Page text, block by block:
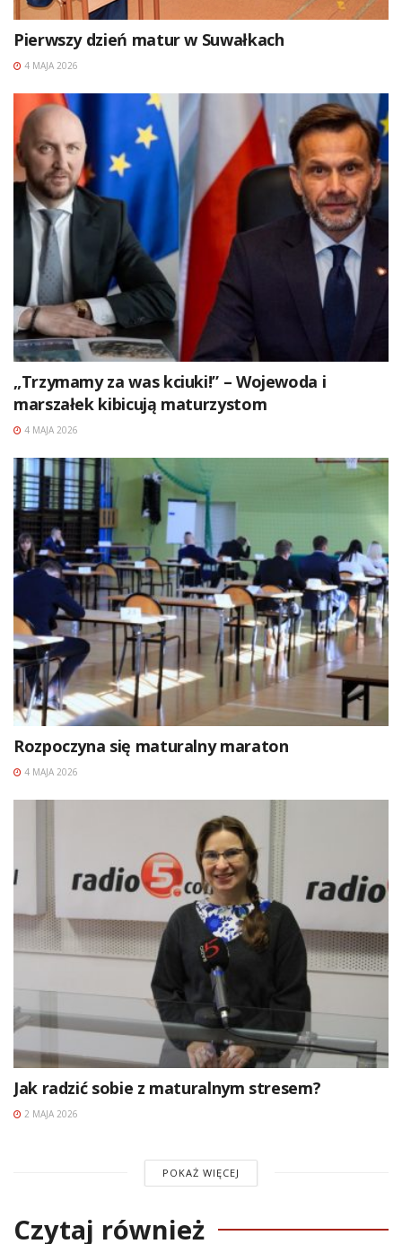
Pierwszy dzień matur w Suwałkach
4 MAJA 2026
„Trzymamy za was kciuki!” – Wojewoda i
marszałek kibicują maturzystom
4 MAJA 2026
Rozpoczyna się maturalny maraton
4 MAJA 2026
Jak radzić sobie z maturalnym stresem?
2 MAJA 2026
POKAŻ WIĘCEJ
Czytaj również